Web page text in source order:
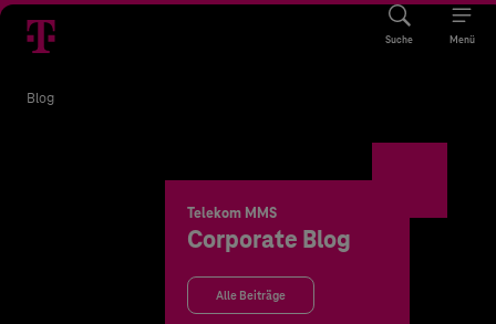
Suche Menü
Blog
Telekom MMS
Corporate Blog
Alle Beiträge